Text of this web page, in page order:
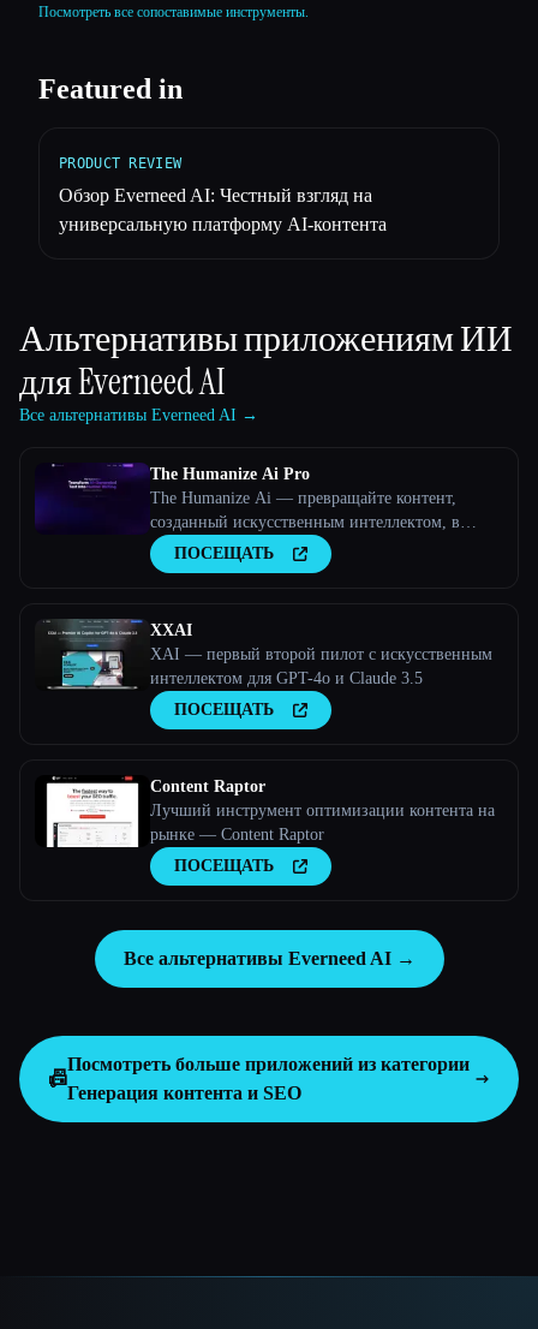
Посмотреть все сопоставимые инструменты.
Featured in
PRODUCT REVIEW
Обзор Everneed AI: Честный взгляд на
универсальную платформу AI-контента
Альтернативы приложениям ИИ
дляEverneed AI
Все альтернативы Everneed AI →
The Humanize Ai Pro
The Humanize Ai — превращайте контент,
созданный искусственным интеллектом, в
текст, написанный людьми
ПОСЕЩАТЬ
XXAI
XAI — первый второй пилот с искусственным
интеллектом для GPT-4o и Claude 3.5
ПОСЕЩАТЬ
Content Raptor
Лучший инструмент оптимизации контента на
рынке — Content Raptor
ПОСЕЩАТЬ
Все альтернативы Everneed AI →
📠
Посмотреть больше приложений из категории
Генерация контента и SEO